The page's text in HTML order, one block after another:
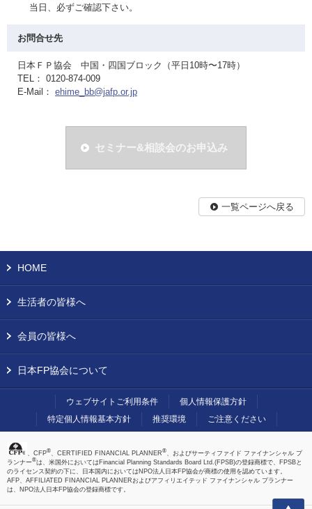
当日、必ずご確認下さい。
お問合せ先
日本ＦＰ協会 中国・四国ブロック（平日10時〜17時）
TEL： 0120-874-009
E-Mail： ehime_bb@jafp.or.jp
セミナー&相談会のお申込み
一覧ページへ戻る
上へ
HOME
生活者の皆様へ
会員の皆様へ
日本FP協会について
ウェブサイトご利用条件
個人情報保護方針
特定個人情報基本方針
推奨環境 ご注意ください
、CFP®、CERTIFIED FINANCIAL PLANNER®、およびサーティファイド ファイナンシャル プ
ランナー®は、米国外においてはFinancial Planning Standards Board Ltd.(FPSB)の登録商標で、FPSBと
のライセンス契約の下に、日本国内においてはNPO法人日本FP協会が商標の使用を認めています。
AFP、AFFILIATED FINANCIAL PLANNERおよびアフィリエイテッド ファイナンシャル プランナー
は、NPO法人日本FP協会の登録商標です。